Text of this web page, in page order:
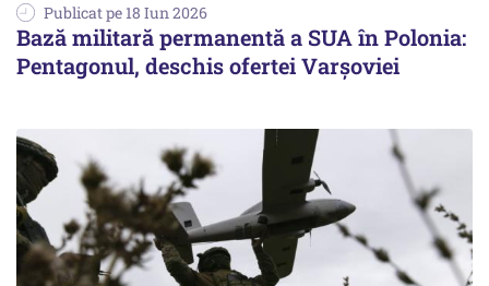
Publicat pe 18 Iun 2026
Bază militară permanentă a SUA în Polonia:
Pentagonul, deschis ofertei Varșoviei